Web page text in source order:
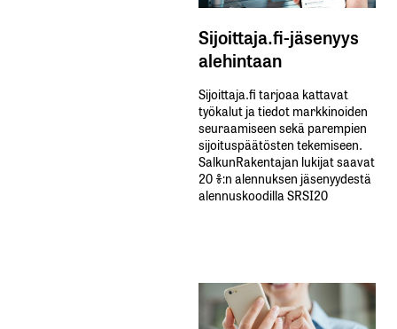
Sijoittaja.fi-jäsenyys
alehintaan
Sijoittaja.fi tarjoaa kattavat
työkalut ja tiedot markkinoiden
seuraamiseen sekä parempien
sijoituspäätösten tekemiseen.
SalkunRakentajan lukijat saavat
20 %:n alennuksen jäsenyydestä
alennuskoodilla SRSI20